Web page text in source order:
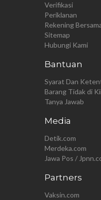
Verifikasi
Periklanan
Rekening
Sitemap
Hubungi Kami
Bantuan
Syarat Dan
Barang Tidak di
Tanya Jawab
Media
Detik.com
Merdeka.com
Jawa Pos /
Partners
Vaksin.com